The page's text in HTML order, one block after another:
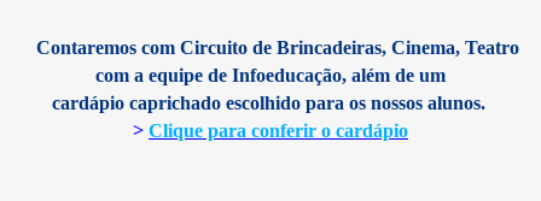
Contaremos com Circuito de Brincadeiras, Cinema, Teatro
com a equipe de Infoeducação, além de um
cardápio caprichado escolhido para os nossos alunos.
> Clique para conferir o cardápio